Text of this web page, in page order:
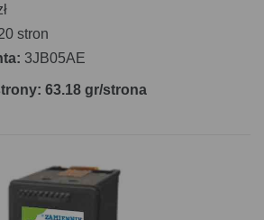
stron
3JB05AE
63.18 gr/strona